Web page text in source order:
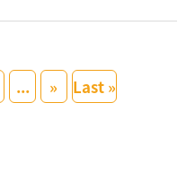
... » Last »